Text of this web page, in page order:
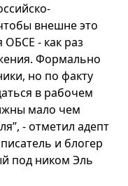
внешне это
ОБСЕ - как раз
Формально
но по факту
в рабочем
мало чем
- отметил адепт
и блогер
под ником Эль